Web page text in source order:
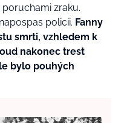
poruchami zraku.
policii. Fanny
smrti, vzhledem k
nakonec trest
bylo pouhých